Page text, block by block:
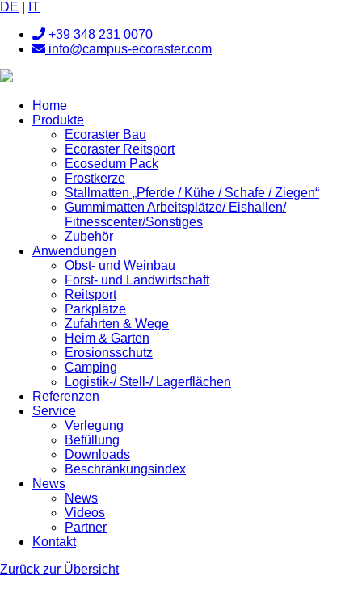
DE
IT
+39 348 231 0070
info@campus-ecoraster.com
Home
Produkte
Ecoraster Bau
Ecoraster Reitsport
Ecosedum Pack
Frostkerze
Stallmatten „Pferde / Kühe / Schafe / Ziegen“
Gummimatten Arbeitsplätze/ Eishallen/
Fitnesscenter/Sonstiges
Zubehör
Anwendungen
Obst- und Weinbau
Forst- und Landwirtschaft
Reitsport
Parkplätze
Zufahrten & Wege
Heim & Garten
Erosionsschutz
Camping
Logistik-/ Stell-/ Lagerflächen
Referenzen
Service
Verlegung
Befüllung
Downloads
Beschränkungsindex
News
News
Videos
Partner
Kontakt
Zurück zur Übersicht